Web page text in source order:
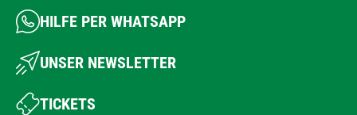
HILFE PER WHATSAPP
UNSER NEWSLETTER
TICKETS